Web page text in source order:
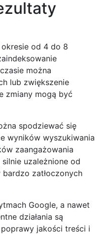
od 4 do 8
można
lub zwiększenie
zmiany mogą być
spodziewać się
wyników wyszukiwania
zaangażowania
uzależnione od
zatłoczonych
Google, a nawet
działania są
jakości treści i